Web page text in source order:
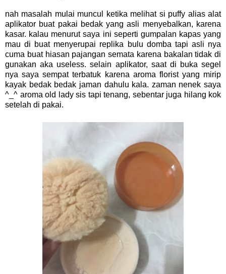
nah masalah mulai muncul ketika melihat si puffy alias alat
aplikator buat pakai bedak yang asli menyebalkan, karena
kasar. kalau menurut saya ini seperti gumpalan kapas yang
mau di buat menyerupai replika bulu domba tapi asli nya
cuma buat hiasan pajangan semata karena bakalan tidak di
gunakan aka useless. selain aplikator, saat di buka segel
nya saya sempat terbatuk karena aroma florist yang mirip
kayak bedak bedak jaman dahulu kala. zaman nenek saya
^_^ aroma old lady sis tapi tenang, sebentar juga hilang kok
setelah di pakai.